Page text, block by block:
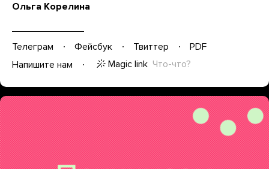
Ольга Корелина
Телеграм Фейсбук Твиттер
PDF
Напишите нам
Magic link Что-что?